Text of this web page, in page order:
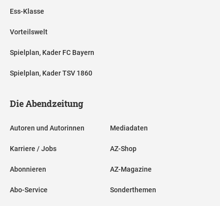
Ess-Klasse
Vorteilswelt
Spielplan, Kader FC Bayern
Spielplan, Kader TSV 1860
Die Abendzeitung
Autoren und Autorinnen
Karriere / Jobs
Abonnieren
Abo-Service
Mediadaten
AZ-Shop
AZ-Magazine
Sonderthemen